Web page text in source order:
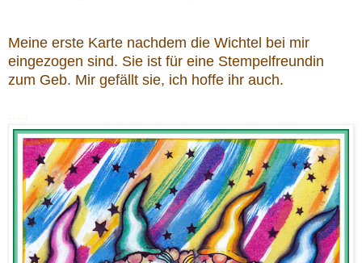
Meine erste Karte nachdem die Wichtel bei mir
eingezogen sind. Sie ist für eine Stempelfreundin
zum Geb. Mir gefällt sie, ich hoffe ihr auch.
.....